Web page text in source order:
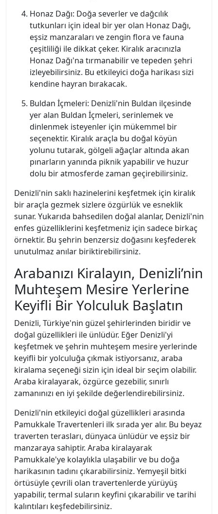
Honaz Dağı: Doğa severler ve dağcılık
tutkunları için ideal bir yer olan Honaz Dağı,
eşsiz manzaraları ve zengin flora ve fauna
çeşitliliği ile dikkat çeker. Kiralık aracınızla
Honaz Dağı'na tırmanabilir ve tepeden şehri
izleyebilirsiniz. Bu etkileyici doğa harikası sizi
kendine hayran bırakacak.
Buldan İçmeleri: Denizli'nin Buldan ilçesinde
yer alan Buldan İçmeleri, serinlemek ve
dinlenmek isteyenler için mükemmel bir
seçenektir. Kiralık araçla bu doğal köyün
yolunu tutarak, gölgeli ağaçlar altında akan
pınarların yanında piknik yapabilir ve huzur
dolu bir atmosferde zaman geçirebilirsiniz.
Denizli'nin saklı hazinelerini keşfetmek için kiralık
bir araçla gezmek sizlere özgürlük ve esneklik
sunar. Yukarıda bahsedilen doğal alanlar, Denizli'nin
enfes güzelliklerini keşfetmeniz için sadece birkaç
örnektir. Bu şehrin benzersiz doğasını keşfederek
unutulmaz anılar biriktirebilirsiniz.
Arabanızı Kiralayın, Denizli’nin
Muhteşem Mesire Yerlerine
Keyifli Bir Yolculuk Başlatın
Denizli, Türkiye'nin güzel şehirlerinden biridir ve
doğal güzellikleri ile ünlüdür. Eğer Denizli'yi
keşfetmek ve şehrin muhteşem mesire yerlerinde
keyifli bir yolculuğa çıkmak istiyorsanız, araba
kiralama seçeneği sizin için ideal bir seçim olabilir.
Araba kiralayarak, özgürce gezebilir, sınırlı
zamanınızı en iyi şekilde değerlendirebilirsiniz.
Denizli'nin etkileyici doğal güzellikleri arasında
Pamukkale Travertenleri ilk sırada yer alır. Bu beyaz
traverten terasları, dünyaca ünlüdür ve eşsiz bir
manzaraya sahiptir. Araba kiralayarak
Pamukkale'ye kolaylıkla ulaşabilir ve bu doğa
harikasının tadını çıkarabilirsiniz. Yemyeşil bitki
örtüsüyle çevrili olan travertenlerde yürüyüş
yapabilir, termal suların keyfini çıkarabilir ve tarihi
kalıntıları keşfedebilirsiniz.